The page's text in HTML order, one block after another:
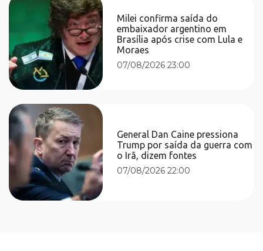
Milei confirma saída do
embaixador argentino em
Brasília após crise com Lula e
Moraes
07/08/2026 23:00
General Dan Caine pressiona
Trump por saída da guerra com
o Irã, dizem fontes
07/08/2026 22:00